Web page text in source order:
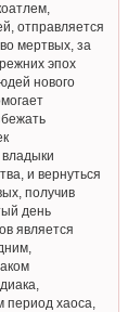
отправляется
мертвых, за
эпох
нового
владыки
и вернуться
получив
день
является
хаоса,